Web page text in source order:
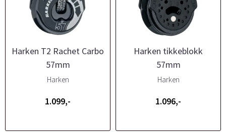
Harken T2 Rachet Carbo
57mm
Harken
1.099,-
Harken tikkeblokk
57mm
Harken
1.096,-